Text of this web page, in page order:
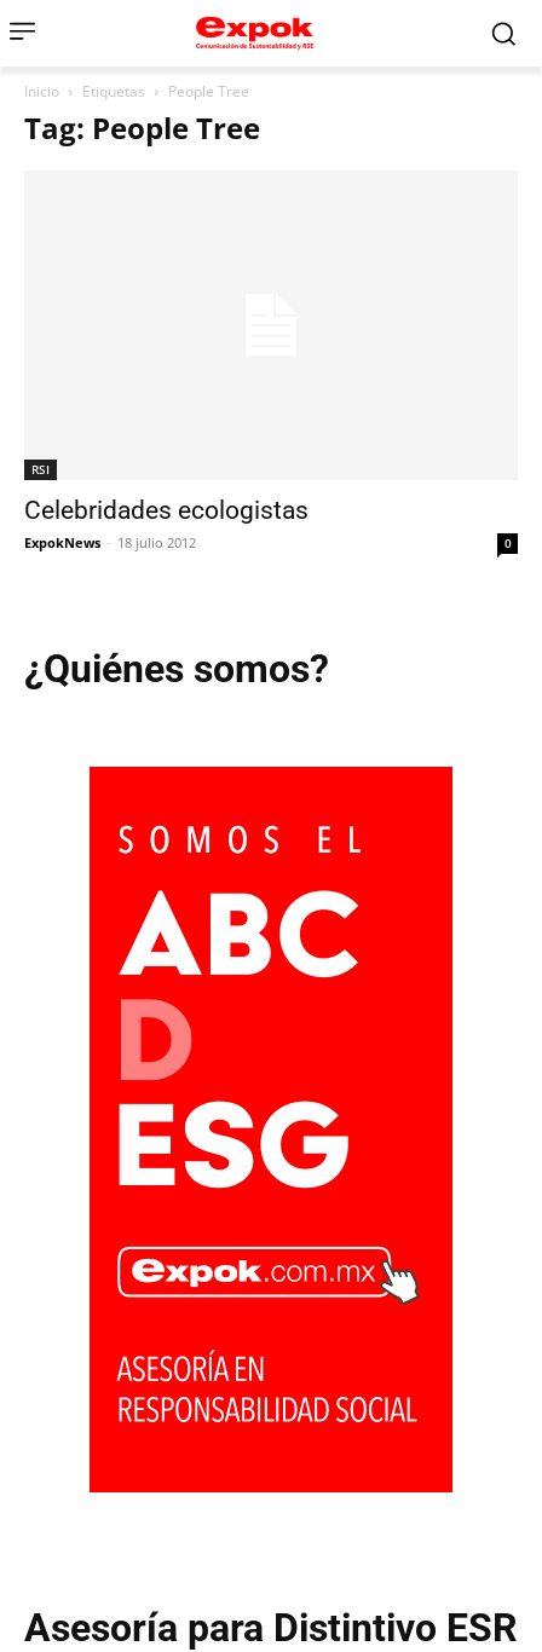
Inicio Etiquetas People Tree
Tag: People Tree
RSI
Celebridades ecologistas
ExpokNews - 18 julio 2012 0
¿Quiénes somos?
Asesoría para Distintivo ESR